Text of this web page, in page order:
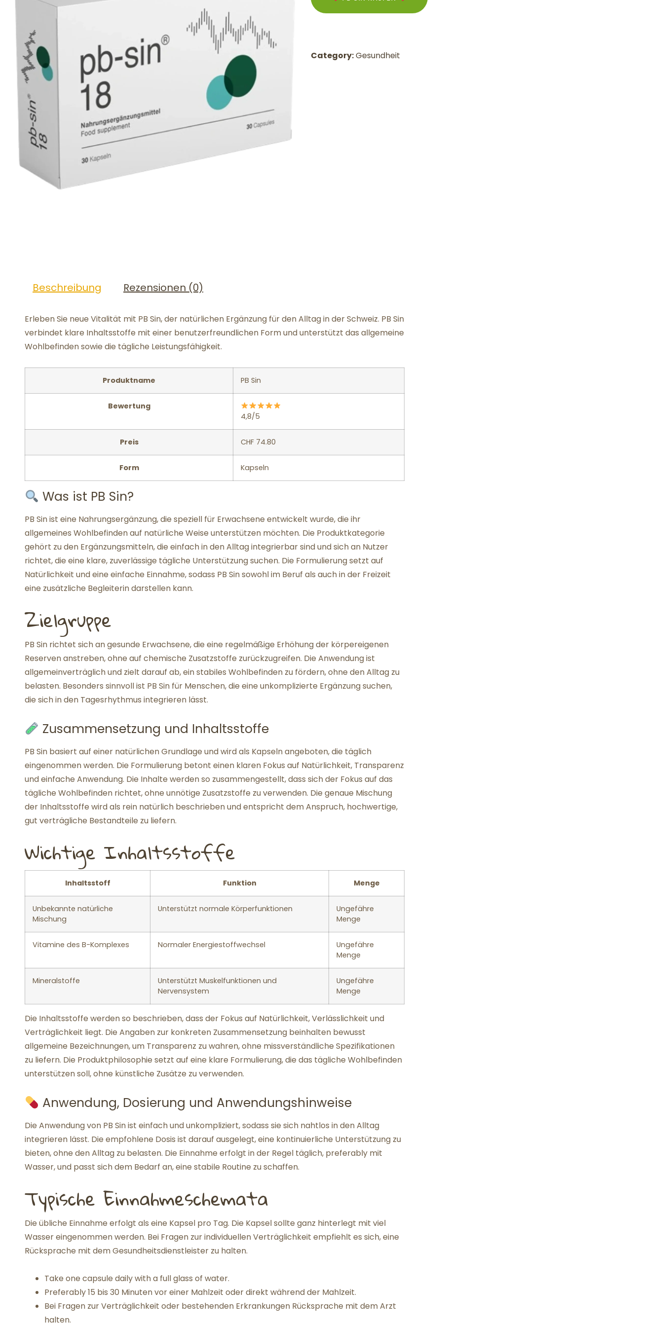
Category:Gesundheit
Beschreibung Rezensionen (0)
Erleben Sie neue Vitalität mit PB Sin, der natürlichen Ergänzung für den Alltag in der Schweiz. PB Sin
verbindet klare Inhaltsstoffe mit einer benutzerfreundlichen Form und unterstützt das allgemeine
Wohlbefinden sowie die tägliche Leistungsfähigkeit.
Produktname PB Sin
Bewertung
4,8/5
Preis CHF 74.80
Form Kapseln
Was ist PB Sin?
PB Sin ist eine Nahrungsergänzung, die speziell für Erwachsene entwickelt wurde, die ihr
allgemeines Wohlbefinden auf natürliche Weise unterstützen möchten. Die Produktkategorie
gehört zu den Ergänzungsmitteln, die einfach in den Alltag integrierbar sind und sich an Nutzer
richtet, die eine klare, zuverlässige tägliche Unterstützung suchen. Die Formulierung setzt auf
Natürlichkeit und eine einfache Einnahme, sodass PB Sin sowohl im Beruf als auch in der Freizeit
eine zusätzliche Begleiterin darstellen kann.
Zielgruppe
PB Sin richtet sich an gesunde Erwachsene, die eine regelmäßige Erhöhung der körpereigenen
Reserven anstreben, ohne auf chemische Zusatzstoffe zurückzugreifen. Die Anwendung ist
allgemeinverträglich und zielt darauf ab, ein stabiles Wohlbefinden zu fördern, ohne den Alltag zu
belasten. Besonders sinnvoll ist PB Sin für Menschen, die eine unkomplizierte Ergänzung suchen,
die sich in den Tagesrhythmus integrieren lässt.
Zusammensetzung und Inhaltsstoffe
PB Sin basiert auf einer natürlichen Grundlage und wird als Kapseln angeboten, die täglich
eingenommen werden. Die Formulierung betont einen klaren Fokus auf Natürlichkeit, Transparenz
und einfache Anwendung. Die Inhalte werden so zusammengestellt, dass sich der Fokus auf das
tägliche Wohlbefinden richtet, ohne unnötige Zusatzstoffe zu verwenden. Die genaue Mischung
der Inhaltsstoffe wird als rein natürlich beschrieben und entspricht dem Anspruch, hochwertige,
gut verträgliche Bestandteile zu liefern.
Wichtige Inhaltsstoffe
Inhaltsstoff Funktion Menge
Unbekannte natürliche
Mischung
Unterstützt normale Körperfunktionen
Ungefähre
Menge
Vitamine des B-Komplexes Normaler Energiestoffwechsel
Ungefähre
Menge
Mineralstoffe
Unterstützt Muskelfunktionen und
Nervensystem
Ungefähre
Menge
Die Inhaltsstoffe werden so beschrieben, dass der Fokus auf Natürlichkeit, Verlässlichkeit und
Verträglichkeit liegt. Die Angaben zur konkreten Zusammensetzung beinhalten bewusst
allgemeine Bezeichnungen, um Transparenz zu wahren, ohne missverständliche Spezifikationen
zu liefern. Die Produktphilosophie setzt auf eine klare Formulierung, die das tägliche Wohlbefinden
unterstützen soll, ohne künstliche Zusätze zu verwenden.
Anwendung, Dosierung und Anwendungshinweise
Die Anwendung von PB Sin ist einfach und unkompliziert, sodass sie sich nahtlos in den Alltag
integrieren lässt. Die empfohlene Dosis ist darauf ausgelegt, eine kontinuierliche Unterstützung zu
bieten, ohne den Alltag zu belasten. Die Einnahme erfolgt in der Regel täglich, preferably mit
Wasser, und passt sich dem Bedarf an, eine stabile Routine zu schaffen.
Typische Einnahmeschemata
Die übliche Einnahme erfolgt als eine Kapsel pro Tag. Die Kapsel sollte ganz hinterlegt mit viel
Wasser eingenommen werden. Bei Fragen zur individuellen Verträglichkeit empfiehlt es sich, eine
Rücksprache mit dem Gesundheitsdienstleister zu halten.
Take one capsule daily with a full glass of water.
Preferably 15 bis 30 Minuten vor einer Mahlzeit oder direkt während der Mahlzeit.
Bei Fragen zur Verträglichkeit oder bestehenden Erkrankungen Rücksprache mit dem Arzt
halten.